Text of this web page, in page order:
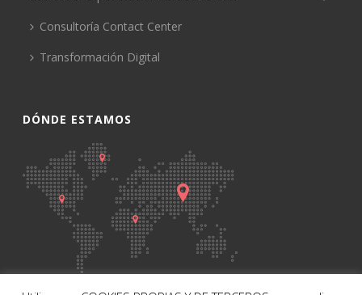
Consultoría Contact Center
Transformación Digital
DÓNDE ESTAMOS